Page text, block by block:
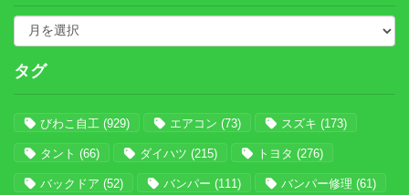
タグ
びわこ自工 (929) エアコン (73) スズキ (173)
タント (66) ダイハツ (215) トヨタ (276)
バックドア (52) バンパー (111) バンパー修理 (61)